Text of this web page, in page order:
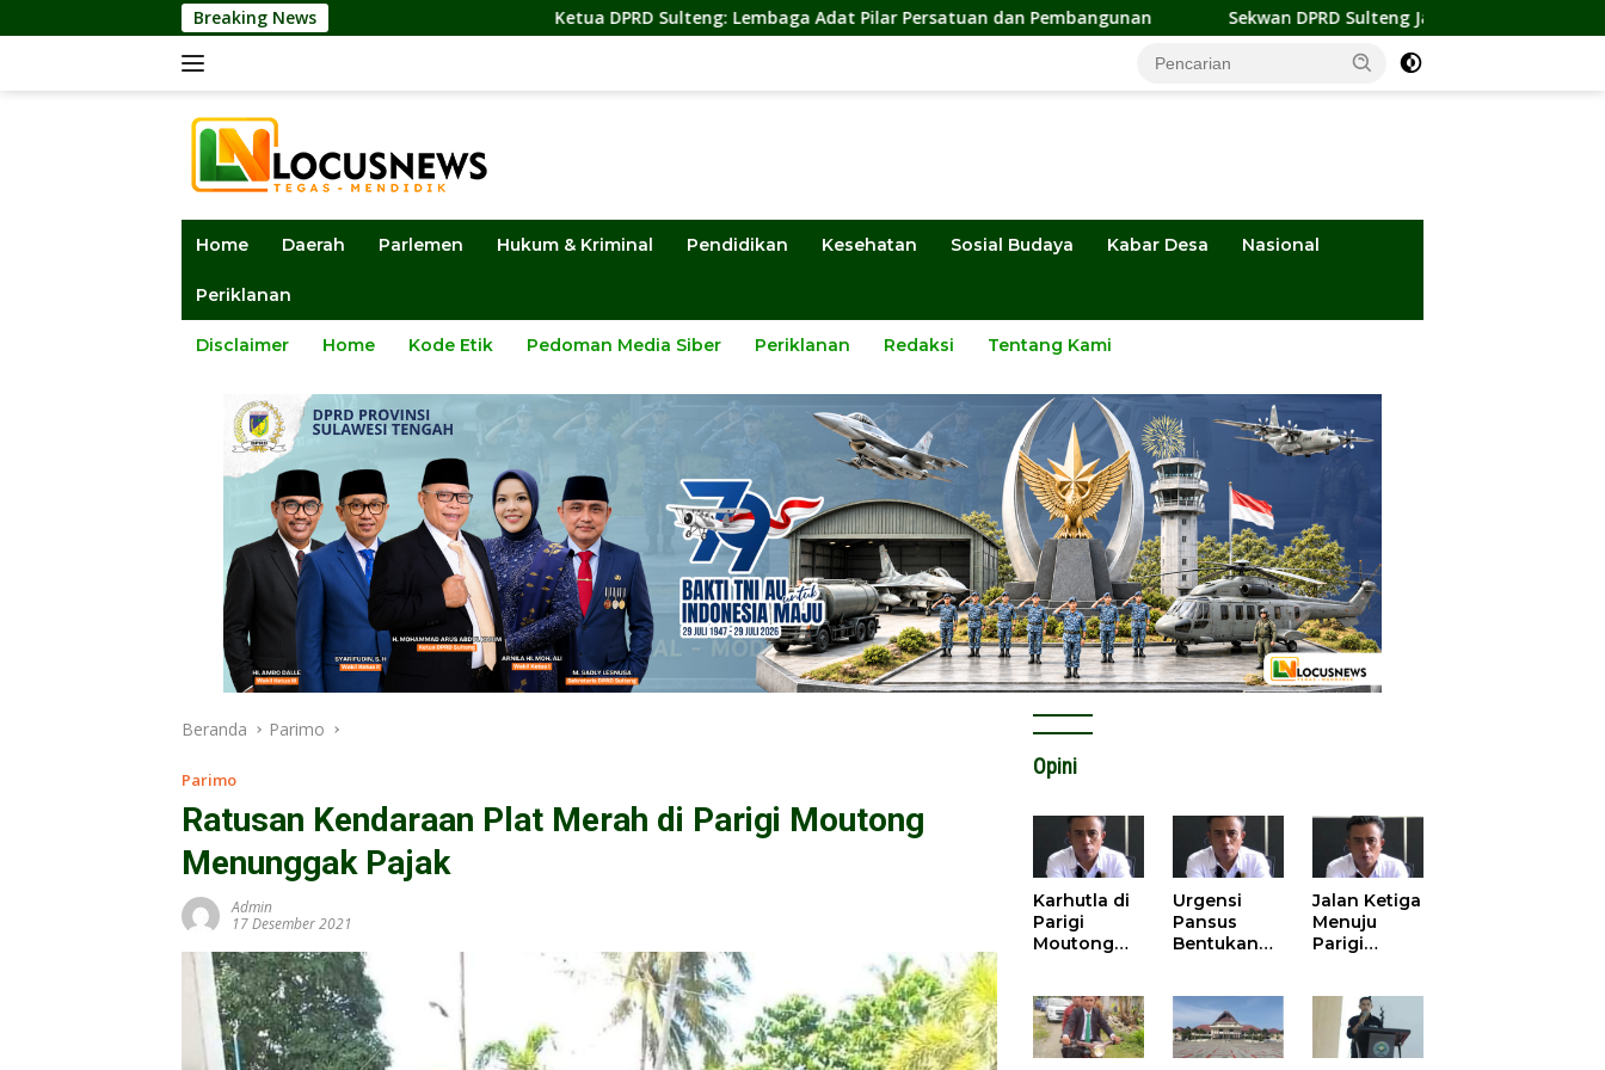
ke
Breaking News Ketua DPRD Sulteng: Lembaga Adat Pilar Persatuan dan Pembangunan Sekwan DPRD Sulteng Jadi Pengurus BMA 2026-2031, Siap Perkuat
Home Daerah Parlemen Hukum & Kriminal Pendidikan Kesehatan Sosial Budaya Kabar Desa Nasional
Periklanan
Disclaimer Home Kode Etik Pedoman Media Siber Periklanan Redaksi Tentang Kami
Beranda Parimo
Parimo
Ratusan Kendaraan Plat Merah di Parigi Moutong
Menunggak Pajak
Admin
17 Desember 2021
Opini
Karhutla di
Parigi
Moutong
Tantangan
Tata Kelola
Mitigasi
Urgensi
Pansus
Bentukan
Kisruh
Pengusulan
52 Titik
Jalan Ketiga
Menuju
Parigi
Beradab